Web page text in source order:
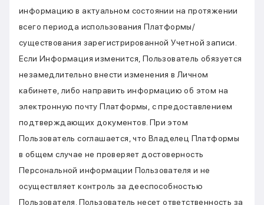
информацию в актуальном состоянии на протяжении
всего периода использования Платформы/
существования зарегистрированной Учетной записи.
Если Информация изменится, Пользователь обязуется
незамедлительно внести изменения в Личном
кабинете, либо направить информацию об этом на
электронную почту Платформы, с предоставлением
подтверждающих документов. При этом
Пользователь соглашается, что Владелец Платформы
в общем случае не проверяет достоверность
Персональной информации Пользователя и не
осуществляет контроль за дееспособностью
Пользователя. Пользователь несет ответственность за